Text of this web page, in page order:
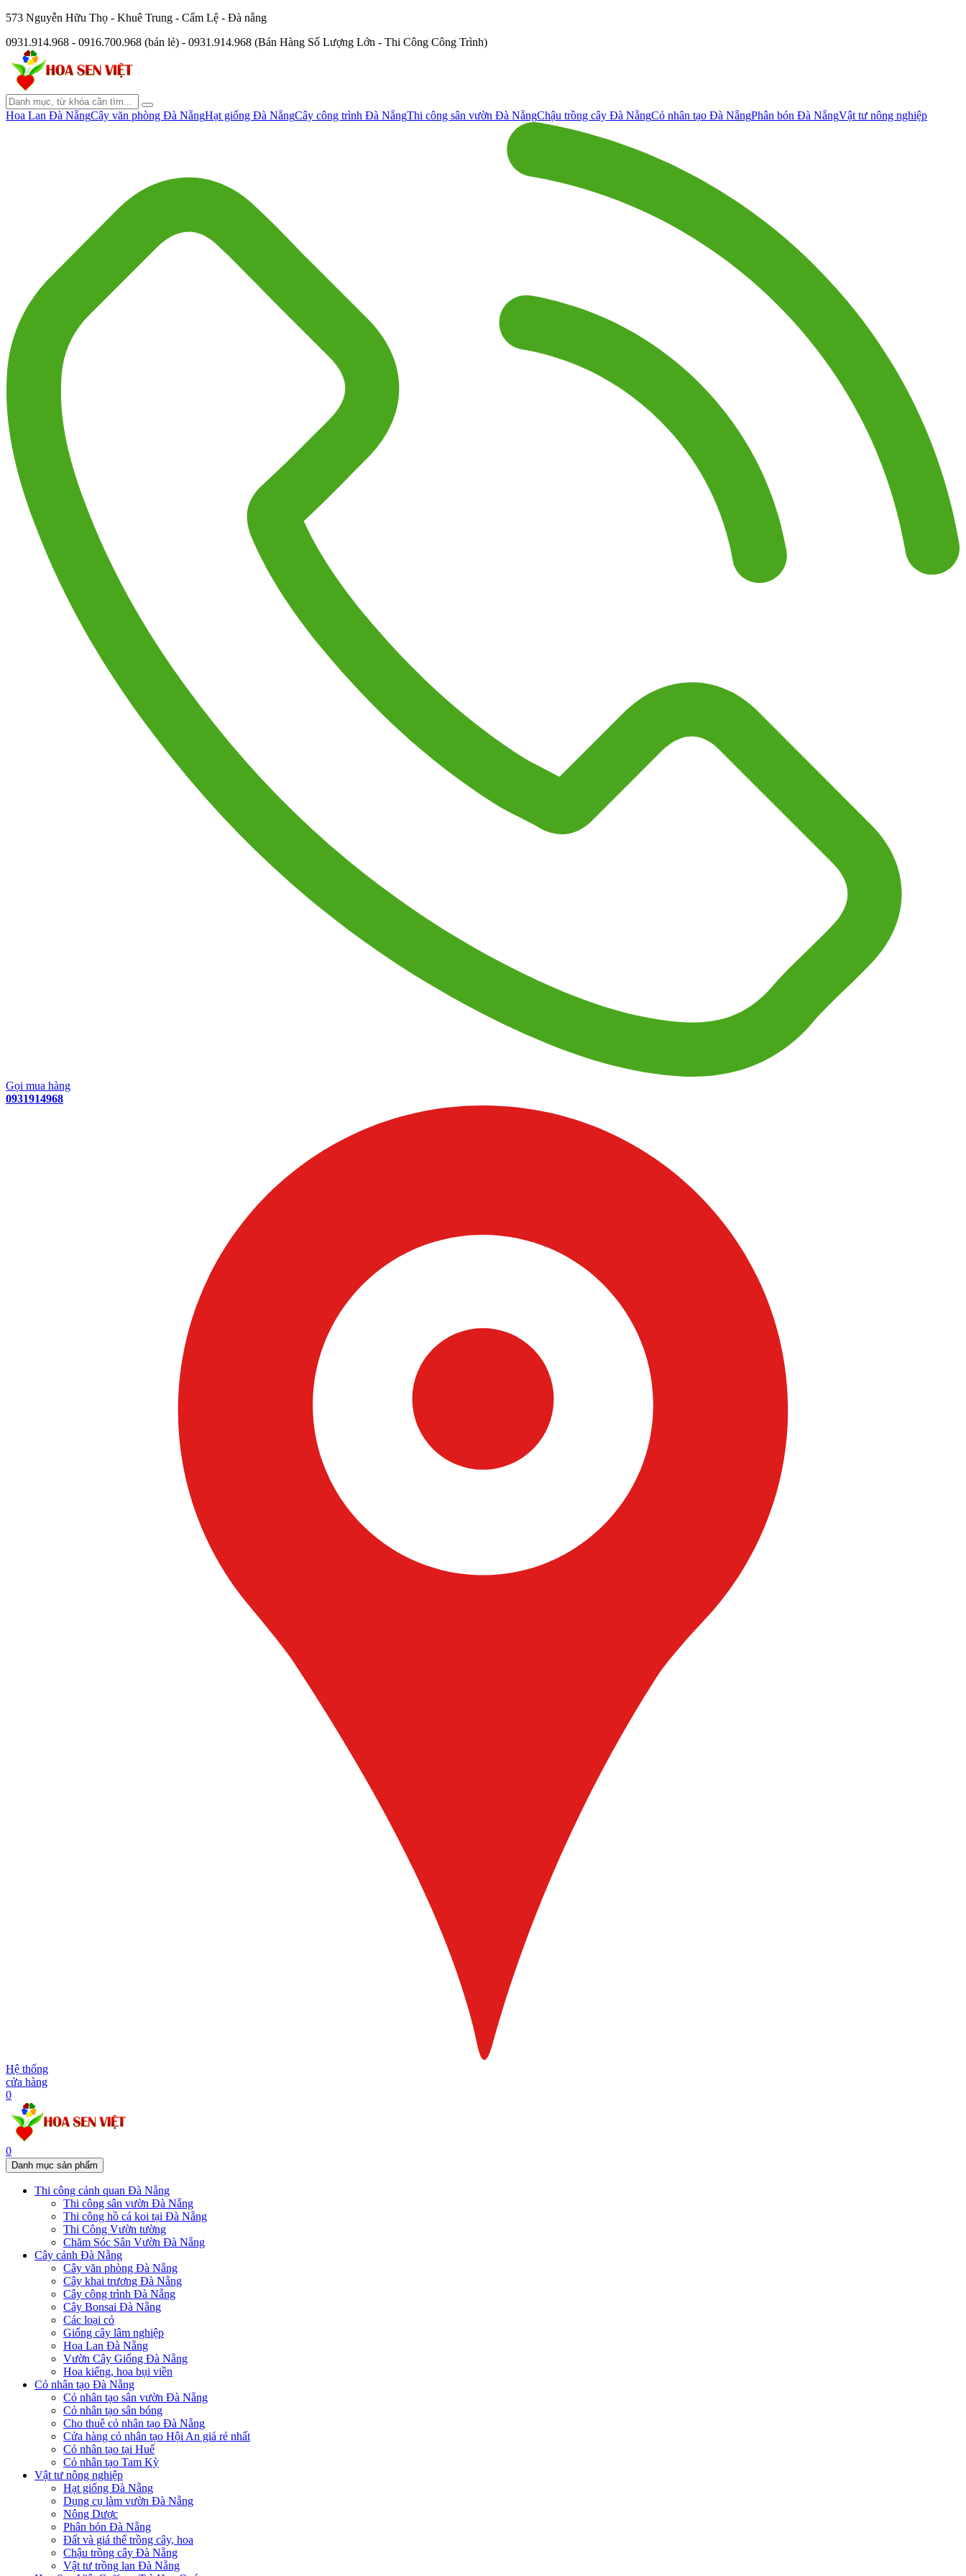
573 Nguyễn Hữu Thọ - Khuê Trung - Cẩm Lệ - Đà nẵng
0931.914.968 - 0916.700.968 (bán lẻ) - 0931.914.968 (Bán Hàng Số Lượng Lớn - Thi Công Công Trình)
Hoa Lan Đà NẵngCây văn phòng Đà NẵngHạt giống Đà NẵngCây công trình Đà NẵngThi công sân vườn Đà NẵngChậu trồng cây Đà NẵngCỏ nhân tạo Đà NẵngPhân bón Đà NẵngVật tư nông nghiệp
Gọi mua hàng
0931914968
Hệ thống
cửa hàng
0
0
Danh mục sản phẩm
Thi công cảnh quan Đà Nẵng
Thi công sân vườn Đà Nẵng
Thi công hồ cá koi tại Đà Nẵng
Thi Công Vườn tường
Chăm Sóc Sân Vườn Đà Nẵng
Cây cảnh Đà Nẵng
Cây văn phòng Đà Nẵng
Cây khai trương Đà Nẵng
Cây công trình Đà Nẵng
Cây Bonsai Đà Nẵng
Các loại cỏ
Giống cây lâm nghiệp
Hoa Lan Đà Nẵng
Vườn Cây Giống Đà Nẵng
Hoa kiểng, hoa bụi viền
Cỏ nhân tạo Đà Nẵng
Cỏ nhân tạo sân vườn Đà Nẵng
Cỏ nhân tạo sân bóng
Cho thuê cỏ nhân tạo Đà Nẵng
Cửa hàng cỏ nhân tạo Hội An giá rẻ nhất
Cỏ nhân tạo tại Huế
Cỏ nhân tạo Tam Kỳ
Vật tư nông nghiệp
Hạt giống Đà Nẵng
Dụng cụ làm vườn Đà Nẵng
Nông Dược
Phân bón Đà Nẵng
Đất và giá thể trồng cây, hoa
Chậu trồng cây Đà Nẵng
Vật tư trồng lan Đà Nẵng